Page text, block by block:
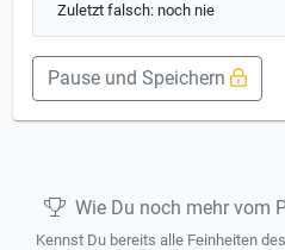
Zuletzt falsch: noch nie
Pause und Speichern
Wie Du noch mehr vom
Kennst Du bereits alle Feinheiten